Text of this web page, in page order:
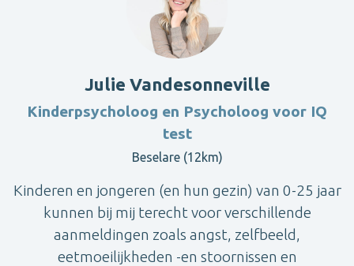
Julie Vandesonneville
Kinderpsycholoog en Psycholoog voor IQ
test
Beselare (12km)
Kinderen en jongeren (en hun gezin) van 0-25 jaar
kunnen bij mij terecht voor verschillende
aanmeldingen zoals angst, zelfbeeld,
eetmoeilijkheden -en stoornissen en